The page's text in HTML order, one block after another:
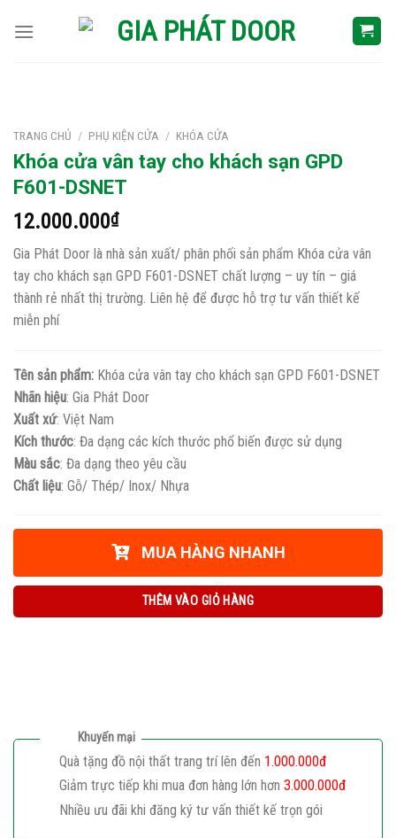
TRANG CHỦ / PHỤ KIỆN CỬA / KHÓA CỬA
Khóa cửa vân tay cho khách sạn GPD
F601-DSNET
12.000.000₫
Gia Phát Door là nhà sản xuất/ phân phối sản phẩm Khóa cửa vân
tay cho khách sạn GPD F601-DSNET chất lượng – uy tín – giá
thành rẻ nhất thị trường. Liên hệ để được hỗ trợ tư vấn thiết kế
miễn phí
Tên sản phẩm: Khóa cửa vân tay cho khách sạn GPD F601-DSNET
Nhãn hiệu: Gia Phát Door
Xuất xứ: Việt Nam
Kích thước: Đa dạng các kích thước phổ biến được sử dụng
Màu sắc: Đa dạng theo yêu cầu
Chất liệu: Gỗ/ Thép/ Inox/ Nhựa
MUA HÀNG NHANH
THÊM VÀO GIỎ HÀNG
Khuyến mại
Quà tặng đồ nội thất trang trí lên đến 1.000.000đ
Giảm trực tiếp khi mua đơn hàng lớn hơn 3.000.000đ
Nhiều ưu đãi khi đăng ký tư vấn thiết kế trọn gói